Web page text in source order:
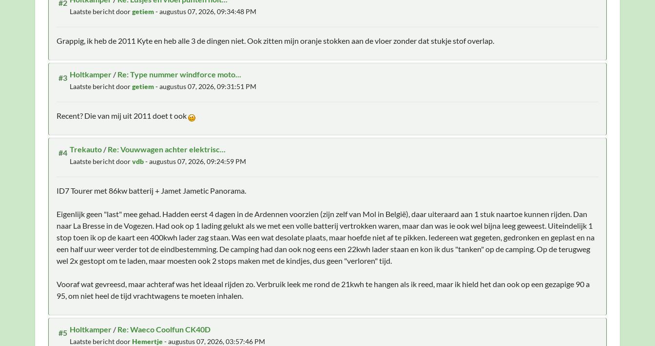
#2
Laatste bericht doorgetiem- augustus 07, 2026, 09:34:48 PM
Grappig, ik heb de 2011 Kyte en heb alle 3 de dingen niet. Ook zitten mijn oranje stokken aan de vloer zonder dat stukje stof overlap.
#3 Holtkamper /Re: Type nummer windforce moto...
Laatste bericht doorgetiem- augustus 07, 2026, 09:31:51 PM
Recent? Die van mij uit 2011 doet t ook
#4 Trekauto /Re: Vouwwagen achter elektrisc...
Laatste bericht doorvdb- augustus 07, 2026, 09:24:59 PM
ID7 Tourer met 86kw batterij + Jamet Jametic Panorama.
Eigenlijk geen "last" mee gehad. Hadden eerst 4 dagen in de Ardennen voorzien (zijn zelf van Mol in België), daar uiteraard aan 1 stuk naartoe kunnen rijden. Dan
naar La Bresse in de Vogezen. Had ook op 1 lading gelukt als we met een volle batterij vertrokken waren, maar dan was ie ook wel bijna leeg geweest. Uiteindelijk 1
stop toen ik op de kaart een 400kwh lader zag staan. Was een wat desolate plaats, maar hoefde niet af te pikken. Iedereen wat gegeten, gedronken en geplast en na
een half uur weer verder tot de eindbestemming. De camping had dan ook nog eens een 22kwh lader staan en kon ik dus "tanken" op de camping. Op de terugweg
wel 2x gestopt om te laden, maar moesten ook 2 stops maken met de kindjes, dus geen "verloren" tijd.
Vooraf wat gevreesd, maar achteraf was het ideaal rijden zo. Verbruik leek me rond de 21kwh te hangen als ik reed, maar ik hield het dan ook op een gezapige 90 a
95, om niet heel de tijd vrachtwagens te moeten inhalen.
#5 Holtkamper /Re: Waeco Coolfun CK40D
Laatste bericht doorHemertje- augustus 07, 2026, 03:57:46 PM